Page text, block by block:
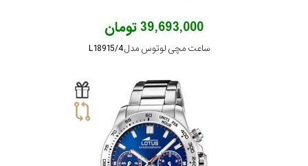
39,693,000 تومان
ساعت مچی لوتوس مدل L18915/4